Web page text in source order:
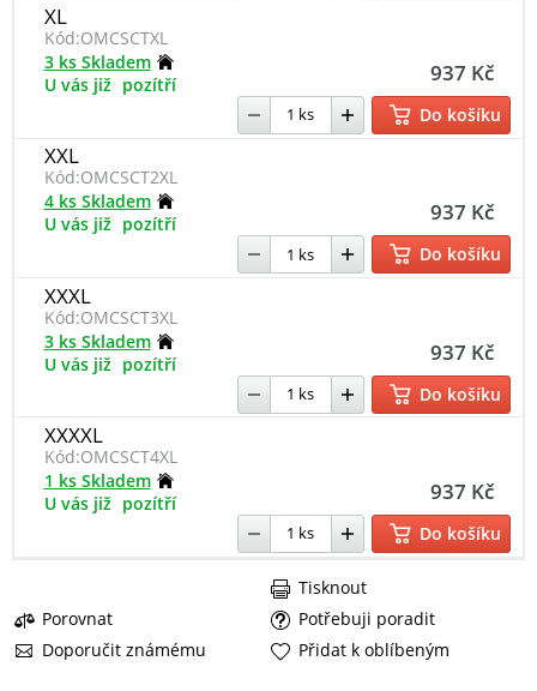
XL
Kód:OMCSCTXL
937 Kč
3 ks Skladem
U vás již pozítří
Do košíku
XXL
Kód:OMCSCT2XL
937 Kč
4 ks Skladem
U vás již pozítří
Do košíku
XXXL
Kód:OMCSCT3XL
937 Kč
3 ks Skladem
U vás již pozítří
Do košíku
XXXXL
Kód:OMCSCT4XL
937 Kč
1 ks Skladem
U vás již pozítří
Do košíku
Porovnat
Potřebuji poradit
Doporučit známému
Tisknout
Přidat k oblíbeným